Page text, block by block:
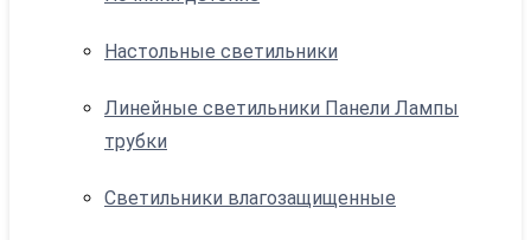
Настольные светильники
Линейные светильники Панели Лампы
трубки
Светильники влагозащищенные